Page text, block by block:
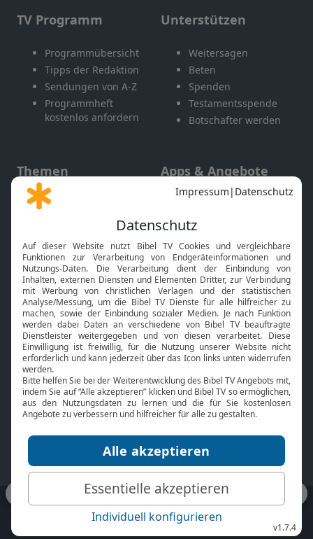
TV Programm
Programmübersicht
Tipps der Redaktion
Sendungen von A-Z
Programmheft
kostenlos anfordern
Unterstützen
Weitersagen
Beten
Spenden
Testamentsspende
Botschafter werden
Themen
Gott und Bibel erklärt
Neuigkeiten
Apps & Angebote
Mobile App
Smart TV
HbbTV
Bibelthek Online-Bibel
Nächster Gottesdienst
Bibel TV
Über uns
Jobs
Mediadaten
Service
Kontakt
TV-Empfang
bibeltv.de: Impressum
Datenschutz
Nutzungsbedingungen